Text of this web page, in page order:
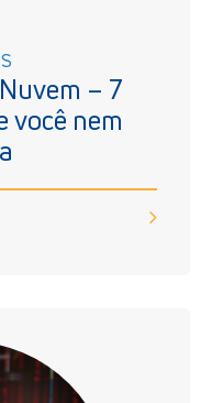
– 7
você nem